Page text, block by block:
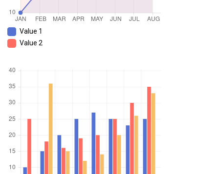
Value 1
Value 2